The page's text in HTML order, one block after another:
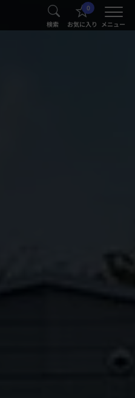
検索
0
お気に入り メニュー
®